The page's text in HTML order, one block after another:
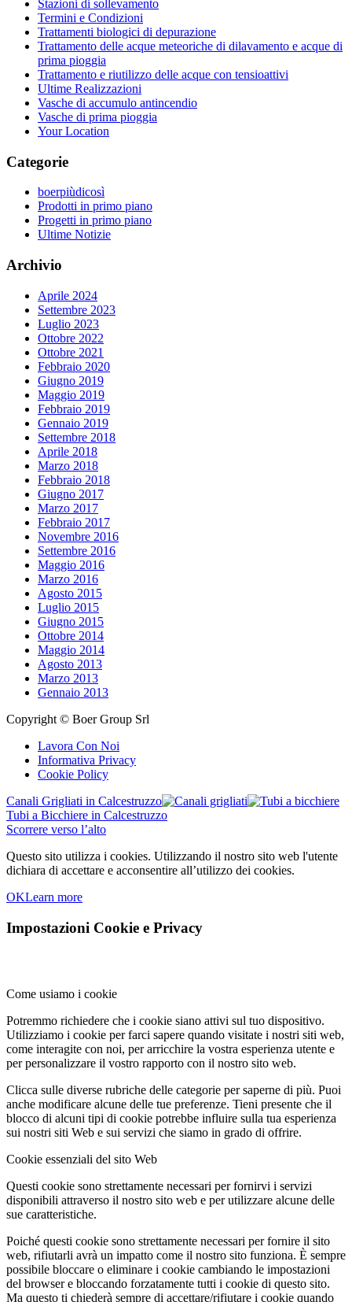
Stazioni di sollevamento
Termini e Condizioni
Trattamenti biologici di depurazione
Trattamento delle acque meteoriche di dilavamento e acque di
prima pioggia
Trattamento e riutilizzo delle acque con tensioattivi
Ultime Realizzazioni
Vasche di accumulo antincendio
Vasche di prima pioggia
Your Location
Categorie
boerpiùdicosì
Prodotti in primo piano
Progetti in primo piano
Ultime Notizie
Archivio
Aprile 2024
Settembre 2023
Luglio 2023
Ottobre 2022
Ottobre 2021
Febbraio 2020
Giugno 2019
Maggio 2019
Febbraio 2019
Gennaio 2019
Settembre 2018
Aprile 2018
Marzo 2018
Febbraio 2018
Giugno 2017
Marzo 2017
Febbraio 2017
Novembre 2016
Settembre 2016
Maggio 2016
Marzo 2016
Agosto 2015
Luglio 2015
Giugno 2015
Ottobre 2014
Maggio 2014
Agosto 2013
Marzo 2013
Gennaio 2013
Copyright © Boer Group Srl
Lavora Con Noi
Informativa Privacy
Cookie Policy
Canali Grigliati in Calcestruzzo
Tubi a Bicchiere in Calcestruzzo
Scorrere verso l’alto
Questo sito utilizza i cookies. Utilizzando il nostro sito web l'utente
dichiara di accettare e acconsentire all’utilizzo dei cookies.
OKLearn more
Impostazioni Cookie e Privacy
Come usiamo i cookie
Potremmo richiedere che i cookie siano attivi sul tuo dispositivo.
Utilizziamo i cookie per farci sapere quando visitate i nostri siti web,
come interagite con noi, per arricchire la vostra esperienza utente e
per personalizzare il vostro rapporto con il nostro sito web.
Clicca sulle diverse rubriche delle categorie per saperne di più. Puoi
anche modificare alcune delle tue preferenze. Tieni presente che il
blocco di alcuni tipi di cookie potrebbe influire sulla tua esperienza
sui nostri siti Web e sui servizi che siamo in grado di offrire.
Cookie essenziali del sito Web
Questi cookie sono strettamente necessari per fornirvi i servizi
disponibili attraverso il nostro sito web e per utilizzare alcune delle
sue caratteristiche.
Poiché questi cookie sono strettamente necessari per fornire il sito
web, rifiutarli avrà un impatto come il nostro sito funziona. È sempre
possibile bloccare o eliminare i cookie cambiando le impostazioni
del browser e bloccando forzatamente tutti i cookie di questo sito.
Ma questo ti chiederà sempre di accettare/rifiutare i cookie quando